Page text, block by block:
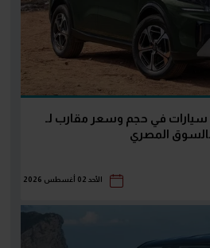
بعد إطلاقها الرسمي.. 7 سيارات في حجم وسعر مقارب لـ
الأحد 02 أغسطس 2026